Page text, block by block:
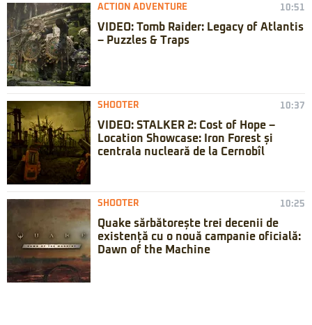
ACTION ADVENTURE 10:51
VIDEO: Tomb Raider: Legacy of Atlantis
– Puzzles & Traps
SHOOTER 10:37
VIDEO: STALKER 2: Cost of Hope –
Location Showcase: Iron Forest și
centrala nucleară de la Cernobîl
SHOOTER 10:25
Quake sărbătorește trei decenii de
existență cu o nouă campanie oficială:
Dawn of the Machine